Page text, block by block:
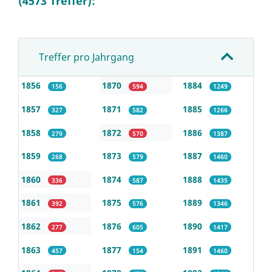
Treffer pro Jahrgang
1856 156
1857 327
1858 279
1859 268
1860 336
1861 392
1862 277
1863 457
1870 594
1871 582
1872 570
1873 579
1874 587
1875 576
1876 605
1877 154
1884 1249
1885 1266
1886 1387
1887 1460
1888 1435
1889 1346
1890 1417
1891 1460